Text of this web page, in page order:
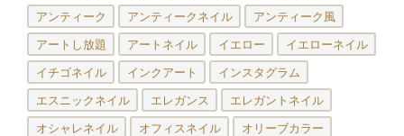
アンティーク アンティークネイル アンティーク風
アートし放題 アートネイル イエロー イエローネイル
イチゴネイル インクアート インスタグラム
エスニックネイル エレガンス エレガントネイル
オシャレネイル オフィスネイル オリーブカラー